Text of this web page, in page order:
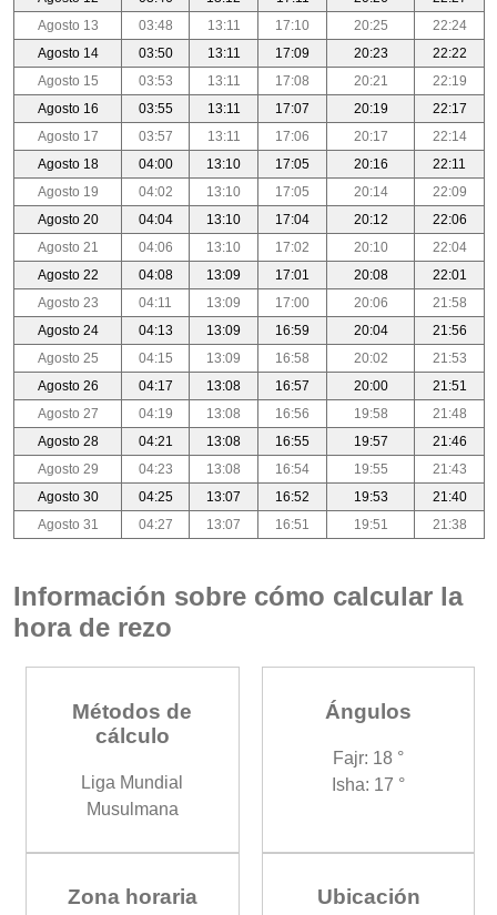
Agosto 13
03:48 13:11 17:10 20:25
22:24
Agosto 14
03:50 13:11 17:09 20:23
22:22
Agosto 15
03:53 13:11 17:08 20:21
22:19
Agosto 16
03:55 13:11 17:07 20:19
22:17
Agosto 17
03:57 13:11 17:06 20:17
22:14
Agosto 18
04:00 13:10 17:05 20:16
22:11
Agosto 19
04:02 13:10 17:05 20:14
22:09
Agosto 20
04:04 13:10 17:04 20:12
22:06
Agosto 21
04:06 13:10 17:02 20:10
22:04
Agosto 22
04:08 13:09 17:01 20:08
22:01
Agosto 23
04:11 13:09 17:00 20:06
21:58
Agosto 24
04:13 13:09 16:59 20:04
21:56
Agosto 25
04:15 13:09 16:58 20:02
21:53
Agosto 26
04:17 13:08 16:57 20:00
21:51
Agosto 27
04:19 13:08 16:56 19:58
21:48
Agosto 28
04:21 13:08 16:55 19:57
21:46
Agosto 29
04:23 13:08 16:54 19:55
21:43
Agosto 30
04:25 13:07 16:52 19:53
21:40
Agosto 31
04:27 13:07 16:51 19:51 21:38
Información sobre cómo calcular la
hora de rezo
Métodos de
cálculo
Liga Mundial
Musulmana
Ángulos
Fajr: 18 °
Isha: 17 °
Zona horaria Ubicación